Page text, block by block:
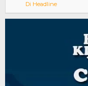
Di Headline